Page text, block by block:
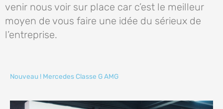
venir nous voir sur place car c’est le meilleur
moyen de vous faire une idée du sérieux de
l’entreprise.
Nouveau ! Mercedes Classe G AMG